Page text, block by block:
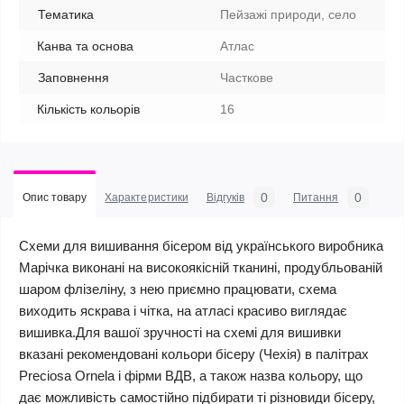
Тематика Пейзажі природи, село
Канва та основа Атлас
Заповнення Часткове
Кількість кольорів 16
Опис товару Характеристики Відгуків 0 Питання 0
Схеми для вишивання бісером від українського виробника
Марічка виконані на високоякісній тканині, продубльованій
шаром флізеліну, з нею приємно працювати, схема
виходить яскрава і чітка, на атласі красиво виглядає
вишивка.Для вашої зручності на схемі для вишивки
вказані рекомендовані кольори бісеру (Чехія) в палітрах
Preciosa Ornela і фірми ВДВ, а також назва кольору, що
дає можливість самостійно підбирати ті різновиди бісеру,